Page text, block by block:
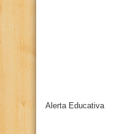
Alerta Educativa